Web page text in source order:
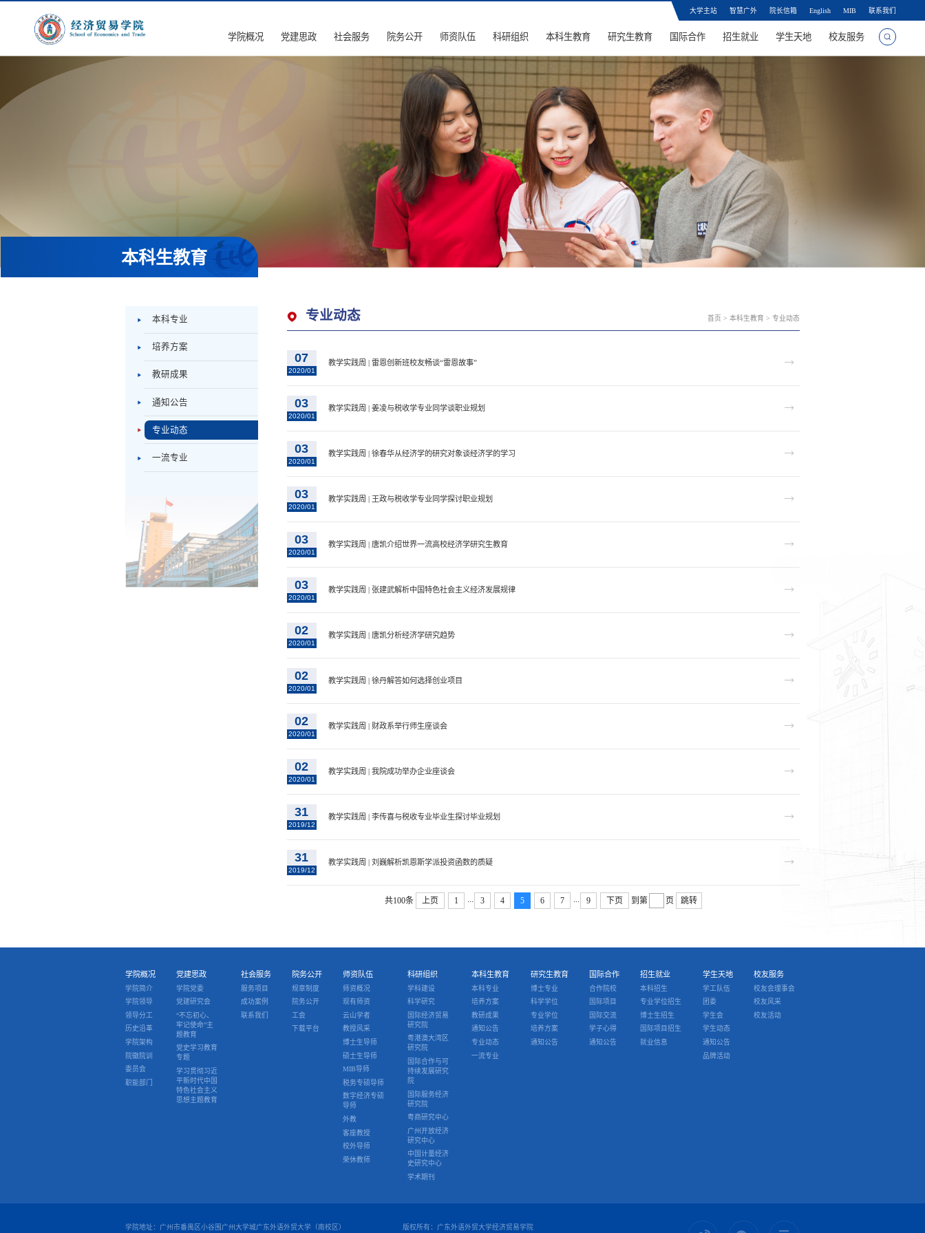
大学主站 智慧广外 院长信箱 English MIB 联系我们
学院概况 党建思政 社会服务 院务公开 师资队伍 科研组织 本科生教育 研究生教育 国际合作 招生就业 学生天地 校友服务
本科生教育
本科专业
培养方案
教研成果
通知公告
专业动态
一流专业
专业动态 首页 > 本科生教育 > 专业动态
07
2020/01
教学实践周 | 雷恩创新班校友畅谈“雷恩故事”
03
2020/01
教学实践周 | 姜凌与税收学专业同学谈职业规划
03
2020/01
教学实践周 | 徐春华从经济学的研究对象谈经济学的学习
03
2020/01
教学实践周 | 王政与税收学专业同学探讨职业规划
03
2020/01
教学实践周 | 唐凯介绍世界一流高校经济学研究生教育
03
2020/01
教学实践周 | 张建武解析中国特色社会主义经济发展规律
02
2020/01
教学实践周 | 唐凯分析经济学研究趋势
02
2020/01
教学实践周 | 徐丹解答如何选择创业项目
02
2020/01
教学实践周 | 财政系举行师生座谈会
02
2020/01
教学实践周 | 我院成功举办企业座谈会
31
2019/12
教学实践周 | 李传喜与税收专业毕业生探讨毕业规划
31
2019/12
教学实践周 | 刘巍解析凯恩斯学派投资函数的质疑
共100条 上页 1 ... 3 4 5 6 7 ... 9 下页 到第 页 跳转
学院概况
学院简介
学院领导
领导分工
历史沿革
学院架构
院徽院训
委员会
职能部门
党建思政
学院党委
党建研究会
“不忘初心、
牢记使命”主
题教育
党史学习教育
专题
学习贯彻习近
平新时代中国
特色社会主义
思想主题教育
社会服务
服务项目
成功案例
联系我们
院务公开
规章制度
院务公开
工会
下载平台
师资队伍
师资概况
现有师资
云山学者
教授风采
博士生导师
硕士生导师
MIB导师
税务专硕导师
数字经济专硕
导师
外教
客座教授
校外导师
荣休教师
科研组织
学科建设
科学研究
国际经济贸易
研究院
粤港澳大湾区
研究院
国际合作与可
持续发展研究
院
国际服务经济
研究院
粤商研究中心
广州开放经济
研究中心
中国计量经济
史研究中心
学术期刊
本科生教育
本科专业
培养方案
教研成果
通知公告
专业动态
一流专业
研究生教育
博士专业
科学学位
专业学位
培养方案
通知公告
国际合作
合作院校
国际项目
国际交流
学子心得
通知公告
招生就业
本科招生
专业学位招生
博士生招生
国际项目招生
就业信息
学生天地
学工队伍
团委
学生会
学生动态
通知公告
品牌活动
校友服务
校友会理事会
校友风采
校友活动
学院地址：广州市番禺区小谷围广州大学城广东外语外贸大学（南校区） 版权所有：广东外语外贸大学经济贸易学院